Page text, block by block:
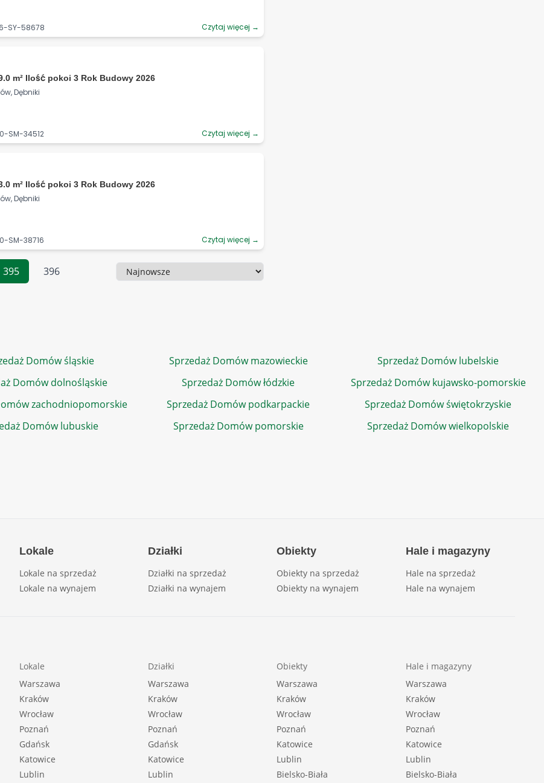
SY-58678 Czytaj więcej →
m² Ilość pokoi 3 Rok Budowy 2026
Dębniki
SM-34512 Czytaj więcej →
m² Ilość pokoi 3 Rok Budowy 2026
Dębniki
SM-38716 Czytaj więcej →
395 396 Sortowanie
Domów śląskie Sprzedaż Domów mazowieckie
Sprzedaż Domów lubelskie
Domów dolnośląskie Sprzedaż Domów łódzkie
Sprzedaż Domów kujawsko-pomorskie
zachodniopomorskie Sprzedaż Domów podkarpackie
Sprzedaż Domów świętokrzyskie
Domów lubuskie Sprzedaż Domów pomorskie Sprzedaż Domów wielkopolskie
Lokale
Lokale na sprzedaż
Lokale na wynajem
Działki
Działki na sprzedaż
Działki na wynajem
Obiekty
Obiekty na sprzedaż
Obiekty na wynajem
Hale i magazyny
Hale na sprzedaż
Hale na wynajem
Lokale
Warszawa
Kraków
Wrocław
Poznań
Gdańsk
Katowice
Lublin
Działki
Warszawa
Kraków
Wrocław
Poznań
Gdańsk
Katowice
Lublin
Obiekty
Warszawa
Kraków
Wrocław
Poznań
Katowice
Lublin
Bielsko-Biała
Hale i magazyny
Warszawa
Kraków
Wrocław
Poznań
Katowice
Lublin
Bielsko-Biała